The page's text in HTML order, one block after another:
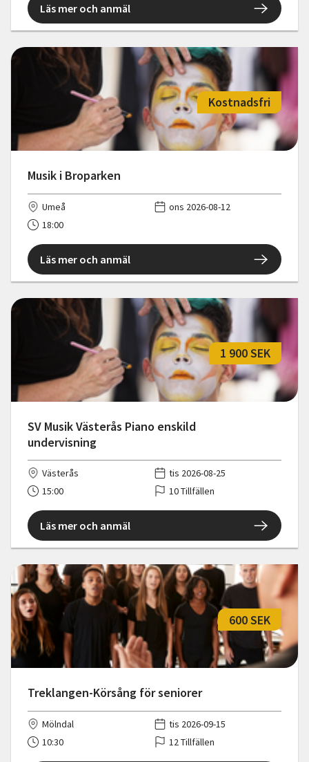
Läs mer och anmäl
Musik i Broparken
Kostnadsfri
Umeå
ons 2026-08-12
18:00
Läs mer och anmäl
SV Musik Västerås Piano enskild
undervisning
1 900 SEK
Västerås
tis 2026-08-25
15:00
10 Tillfällen
Läs mer och anmäl
Treklangen-Körsång för seniorer
600 SEK
Mölndal
tis 2026-09-15
10:30
12 Tillfällen